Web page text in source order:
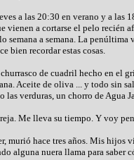
a las 20:30 en verano y a las
vienen a cortarse el pelo recién
semana a semana. La
bien recordar estas cosas.
de cuadril hecho en el
Aceite de oliva ... y todo sin
las verduras, un chorro de Agua
Me lleva su tiempo. Y voy
murió hace tres años. Mis hijos
alguna nuera llama para saber